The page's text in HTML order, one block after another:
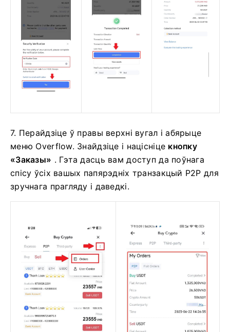
7. Перайдзіце ў правы верхні вугал і абярыце
меню Overflow. Знайдзіце і націсніце кнопку
«Заказы» . Гэта дасць вам доступ да поўнага
спісу ўсіх вашых папярэдніх транзакцый P2P для
зручнага прагляду і даведкі.